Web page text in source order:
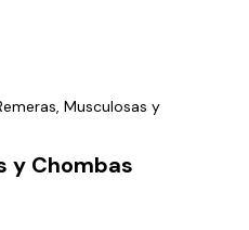
Musculosas y
y Chombas